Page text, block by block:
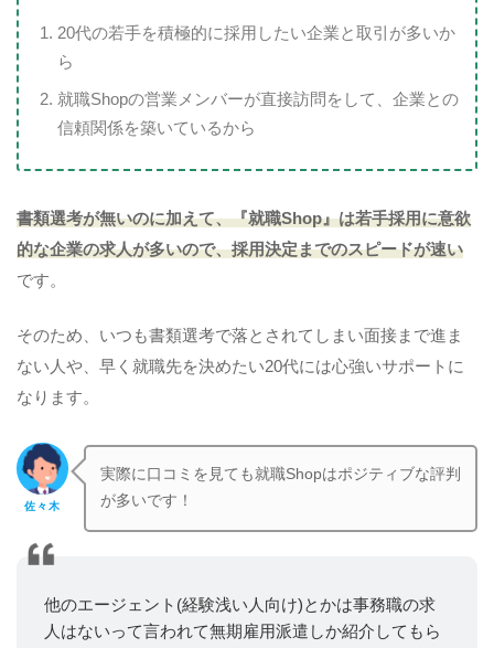
20代の若手を積極的に採用したい企業と取引が多いか
ら
就職Shopの営業メンバーが直接訪問をして、企業との
信頼関係を築いているから
書類選考が無いのに加えて、『就職Shop』は若手採用に意欲
的な企業の求人が多いので、採用決定までのスピードが速い
です。
そのため、いつも書類選考で落とされてしまい面接まで進ま
ない人や、早く就職先を決めたい20代には心強いサポートに
なります。
佐々木
実際に口コミを見ても就職Shopはポジティブな評判
が多いです！
他のエージェント(経験浅い人向け)とかは事務職の求
人はないって言われて無期雇用派遣しか紹介してもら